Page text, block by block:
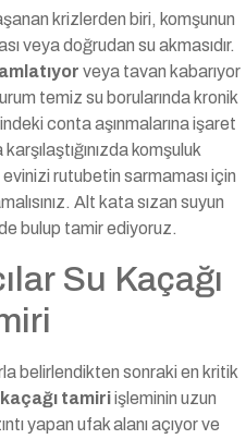
krizlerden biri, komşunun
veya doğrudan su akmasıdır.
veya tavan kabarıyor
temiz su borularında kronik
conta aşınmalarına işaret
komşuluk
rutubetin sarmaması için
Alt kata sızan suyun
bulup tamir ediyoruz.
Su Kaçağı
belirlendikten sonraki en kritik
tamiriişleminin uzun
yapan ufak alanı açıyor ve